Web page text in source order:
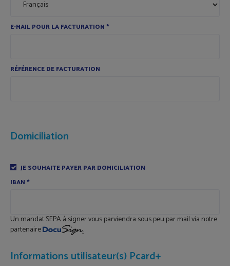
E-MAIL POUR LA FACTURATION *
RÉFÉRENCE DE FACTURATION
Domiciliation
JE SOUHAITE PAYER PAR DOMICILIATION
IBAN *
Un mandat SEPA à signer vous parviendra sous peu par mail via notre
partenaire
Informations utilisateur(s) Pcard+